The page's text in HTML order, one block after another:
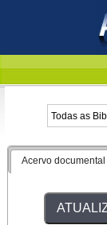
Acervo documental